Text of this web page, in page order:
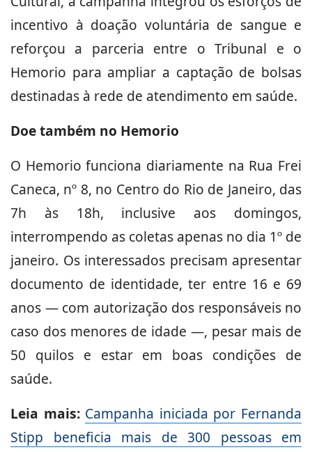
incentivo à doação voluntária de sangue e
reforçou a parceria entre o Tribunal e o
Hemorio para ampliar a captação de bolsas
destinadas à rede de atendimento em saúde.
Doe também no Hemorio
O Hemorio funciona diariamente na Rua Frei
Caneca, nº 8, no Centro do Rio de Janeiro, das
7h às 18h, inclusive aos domingos,
interrompendo as coletas apenas no dia 1º de
janeiro. Os interessados precisam apresentar
documento de identidade, ter entre 16 e 69
anos — com autorização dos responsáveis no
caso dos menores de idade —, pesar mais de
50 quilos e estar em boas condições de
saúde.
Leia mais: Campanha iniciada por Fernanda
Stipp beneficia mais de 300 pessoas em